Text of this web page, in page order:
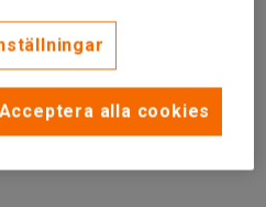
Liknande produkter
Acceptera alla cookies